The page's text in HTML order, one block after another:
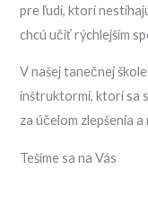
pre ľudí, ktorí
chcú učiť rýchlejším
V našej tanečnej
inštruktormi, ktorí sa
za účelom zlepšenia
Tešíme sa na Vás